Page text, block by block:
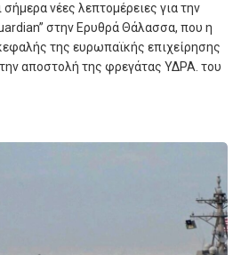
νέες λεπτομέρειες για την
στην Ερυθρά Θάλασσα, που η
της ευρωπαϊκής επιχείρησης
αποστολή της φρεγάτας ΥΔΡΑ. του